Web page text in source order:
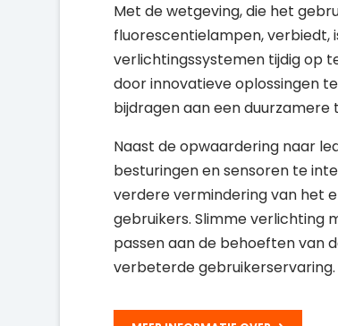
Met de wetgeving, die het
fluorescentielampen, verbiedt,
verlichtingssystemen tijdig op
door innovatieve oplossingen
bijdragen aan een duurzamere
Naast de opwaardering naar
besturingen en sensoren te
verdere vermindering van het
gebruikers. Slimme verlichting
passen aan de behoeften van
verbeterde gebruikerservaring.